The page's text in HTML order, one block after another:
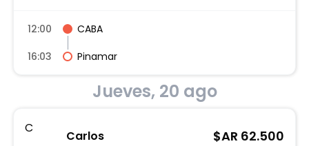
12:00
CABA
16:03
Pinamar
Jueves, 20 ago
C
Carlos $AR 62.500